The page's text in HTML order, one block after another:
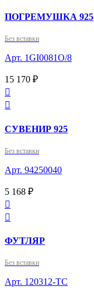
ПОГРЕМУШКА 925
Без вставки
Арт. 1GI0081О/8
15 170 ₽


СУВЕНИР 925
Без вставки
Арт. 94250040
5 168 ₽


ФУТЛЯР
Без вставки
Арт. 120312-ТС